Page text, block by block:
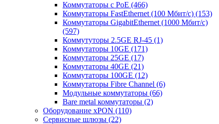
Коммутаторы с PoE (466)
Коммутаторы FastEthernet (100 Мбит/с) (153)
Коммутаторы GigabitEthernet (1000 Мбит/с)
(597)
Коммутуторы 2.5GE RJ-45 (1)
Коммутаторы 10GE (171)
Коммутаторы 25GE (17)
Коммутаторы 40GE (21)
Коммутаторы 100GE (12)
Коммутаторы Fibre Channel (6)
Модульные коммутаторы (66)
Bare metal коммутаторы (2)
Оборудование xPON (110)
Сервисные шлюзы (22)